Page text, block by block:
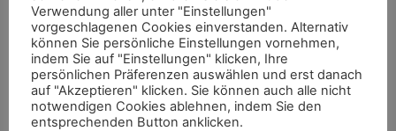
Planungen für das Sommerturnier im kommenden Jahr,
das an die diesjährige Erfolgsgeschichte anknüpfen soll.
Stephan Derks
Foto: RV Graf Haeseler Sonsbeck
Verwendung aller unter "Einstellungen"
vorgeschlagenen Cookies einverstanden. Alternativ
können Sie persönliche Einstellungen vornehmen,
indem Sie auf "Einstellungen" klicken, Ihre
persönlichen Präferenzen auswählen und erst danach
auf "Akzeptieren" klicken. Sie können auch alle nicht
notwendigen Cookies ablehnen, indem Sie den
entsprechenden Button anklicken.